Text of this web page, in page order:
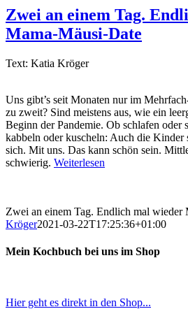
Zwei an einem Tag.
Mama-Mäusi-Date
Text: Katia Kröger
Uns gibt’s seit Monaten nur im
zu zweit? Sind meistens aus, wie ein
Beginn der Pandemie. Ob schlafen oder
kabbeln oder kuscheln: Auch die Kinder
sich. Mit uns. Das kann schön sein.
schwierig. Weiterlesen
Zwei an einem Tag. Endlich mal wieder
Kröger2021-03-22T17:25:36+01:00
Mein Kochbuch bei uns im Shop
Hier geht es direkt in den Shop...